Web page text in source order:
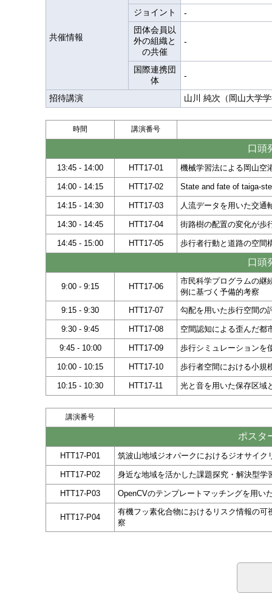
共催情報
ジョイント
-
団体会員以
外の組織と
の共催
-
国際連携団
体
-
招待講演 山川 純次（岡山大学
時間 講演番号
口頭
13:45 - 14:00 HTT17-01 機械学習法による岡山空
14:00 - 14:15 HTT17-02 State and fate of taiga-
14:15 - 14:30 HTT17-03 人流データを用いた交通
14:30 - 14:45 HTT17-04 街路樹の配置の変化が歩
14:45 - 15:00 HTT17-05 歩行者行動と道路の空間
口頭
9:00 - 9:15 HTT17-06
市民科学プログラムの継
例に基づく予備的考察
9:15 - 9:30
HTT17-07 勾配を用いた歩行空間の
9:30 - 9:45 HTT17-08 空間認知による歪んだ都
9:45 - 10:00 HTT17-09 歩行シミュレーションを
10:00 - 10:15 HTT17-10 歩行者空間における小規
10:15 - 10:30 HTT17-11 光と音を用いた保存区域
講演番号
ポスタ
HTT17-P01 筑波山地域ジオパークにおけるジオサイ
HTT17-P02 身近な地域を活かした課題探究・解決型学
HTT17-P03 OpenCVのテンプレートマッチングを用い
HTT17-P04
有機フッ素化合物におけるリスク情報の
察